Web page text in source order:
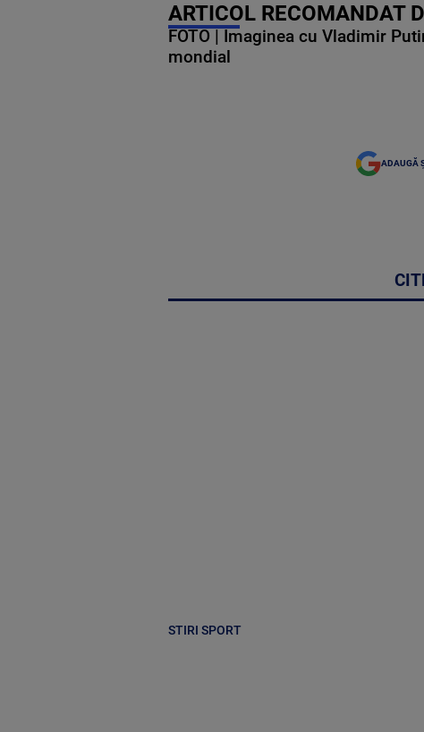
ARTICOL RECOMANDAT
FOTO | Imaginea cu Vladimir
mondial
ADAUGĂ
STIRI SPORT